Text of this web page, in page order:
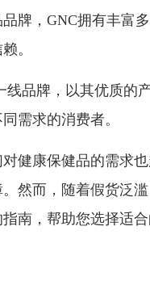
牌，GNC拥有丰富
。
线品牌，以其优质的
需求的消费者。
健康保健品的需求
然而，随着假货泛
南，帮助您选择适合